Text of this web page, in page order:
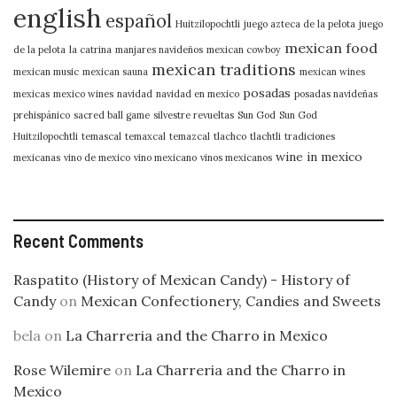
english español Huitzilopochtli juego azteca de la pelota juego
de la pelota la catrina manjares navideños mexican cowboy mexican food
mexican music mexican sauna mexican traditions mexican wines
mexicas mexico wines navidad navidad en mexico posadas posadas navideñas
prehispánico sacred ball game silvestre revueltas Sun God Sun God
Huitzilopochtli temascal temaxcal temazcal tlachco tlachtli tradiciones
mexicanas vino de mexico vino mexicano vinos mexicanos wine in mexico
Recent Comments
Raspatito (History of Mexican Candy) - History of
Candyon Mexican Confectionery, Candies and Sweets
bela on La Charreria and the Charro in Mexico
Rose Wilemire on La Charreria and the Charro in
Mexico